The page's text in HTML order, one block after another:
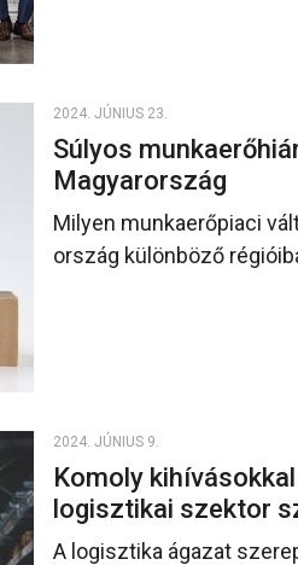
2024. JÚNIUS 23.
Súlyos
Magyarország
Milyen munkaerőpiaci
ország különböző
2024. JÚNIUS 9.
Komoly
logisztikai szektor
A logisztika ágazat